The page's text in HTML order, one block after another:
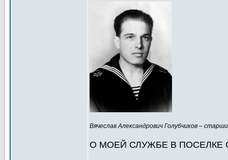
Вячеслав Александрович Голубчиков –
О МОЕЙ СЛУЖБЕ В ПОСЕЛКЕ